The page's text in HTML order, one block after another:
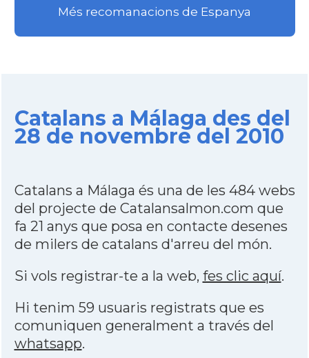
Més recomanacions de Espanya
Catalans a Málaga des del
28 de novembre del 2010
Catalans a Málaga és una de les 484 webs
del projecte de Catalansalmon.com que
fa 21 anys que posa en contacte desenes
de milers de catalans d'arreu del món.
Si vols registrar-te a la web, fes clic aquí.
Hi tenim 59 usuaris registrats que es
comuniquen generalment a través del
whatsapp.